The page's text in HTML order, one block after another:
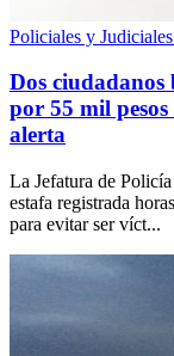
Policiales y Judiciales
Dos ciudadanos
por 55 mil
alerta
La Jefatura de
estafa registrada
para evitar ser víct...